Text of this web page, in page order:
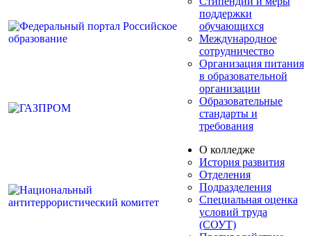
поддержки
обучающихся
Международное
сотрудничество
Организация питания
в образовательной
организации
Образовательные
стандарты и
требования
О колледже
История развития
Отделения
Подразделения
Специальная оценка
условий труда
(СОУТ)